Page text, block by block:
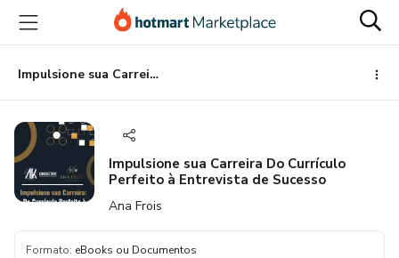
para
conteúdo
principal
para
pagamento
para
rodapé
Impulsione sua Carreira Do Currículo Perfeito à Entrevista de Sucesso
Impulsione sua Carreira Do Currículo
Perfeito à Entrevista de Sucesso
Ana Frois
Formato: eBooks ou Documentos